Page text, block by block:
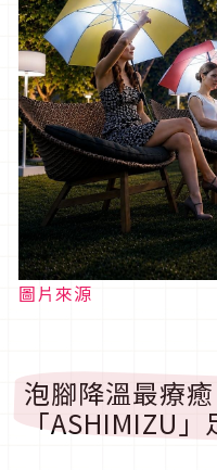
圖片來源
泡腳降溫最療
「ASHIMIZU」